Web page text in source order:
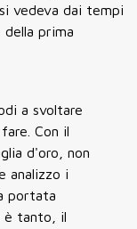
vedeva dai tempi
della prima
a svoltare
Con il
d'oro, non
analizzo i
portata
è tanto, il